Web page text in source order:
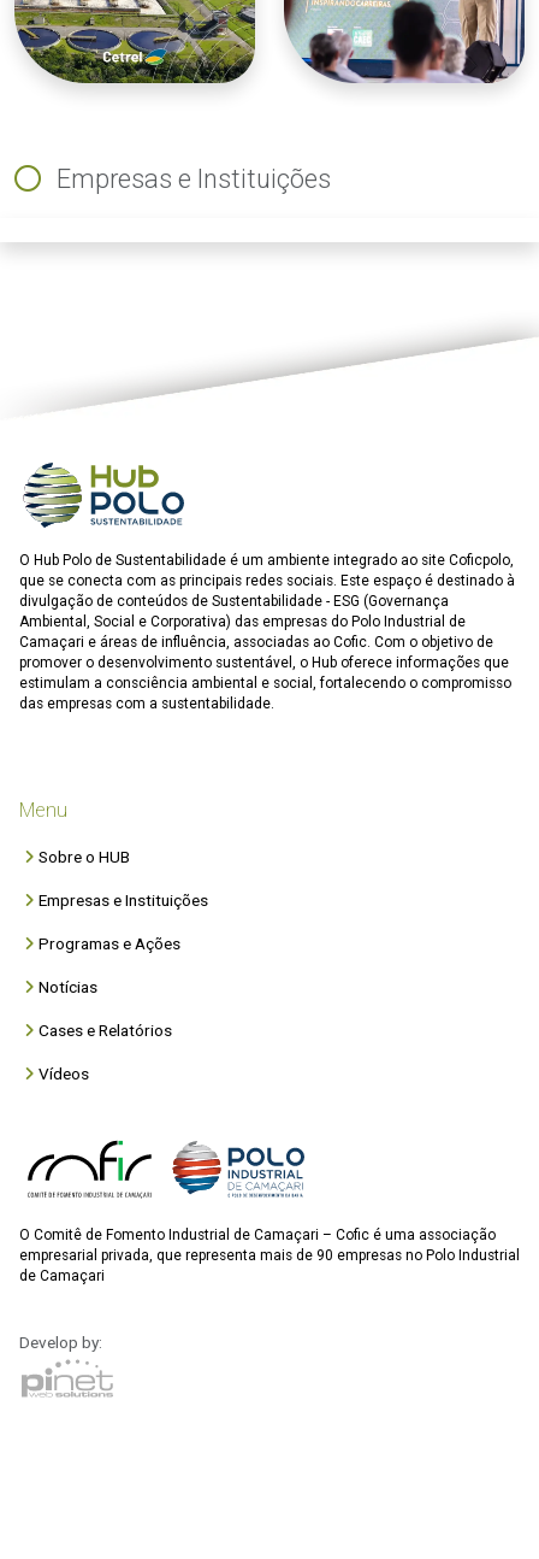
Empresas e Instituições
O Hub Polo de Sustentabilidade é um ambiente integrado ao site Coficpolo,
que se conecta com as principais redes sociais. Este espaço é destinado à
divulgação de conteúdos de Sustentabilidade - ESG (Governança
Ambiental, Social e Corporativa) das empresas do Polo Industrial de
Camaçari e áreas de influência, associadas ao Cofic. Com o objetivo de
promover o desenvolvimento sustentável, o Hub oferece informações que
estimulam a consciência ambiental e social, fortalecendo o compromisso
das empresas com a sustentabilidade.
Menu
Sobre o HUB
Empresas e Instituições
Programas e Ações
Notícias
Cases e Relatórios
Vídeos
O Comitê de Fomento Industrial de Camaçari – Cofic é uma associação
empresarial privada, que representa mais de 90 empresas no Polo Industrial
de Camaçari
Develop by: